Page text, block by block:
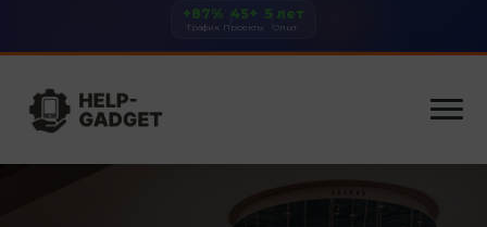
+87%
Трафик
45+
Проекты
5 лет
Опыт